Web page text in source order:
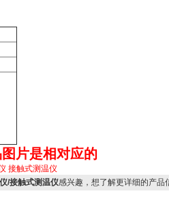
片是相对应的
接触式测温仪
/接触式测温仪感兴趣，想了解更详细的产品